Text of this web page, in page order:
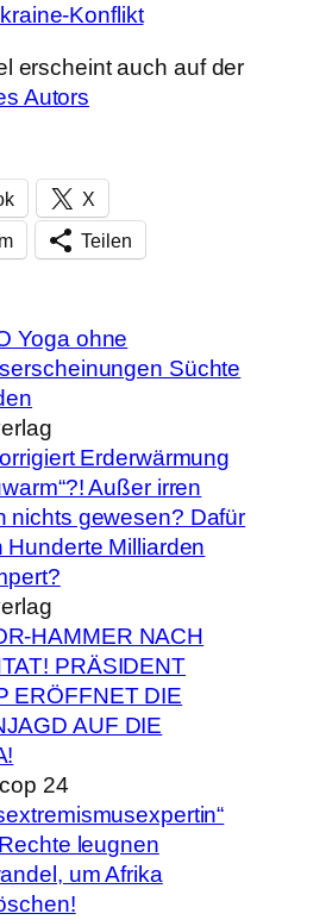
Konflikt
erscheint auch auf der
Autors
X
Teilen
Yoga ohne
Süchte
Erderwärmung
Außer irren
nichts gewesen? Dafür
Hunderte Milliarden
HAMMER NACH
PRÄSIDENT
ERÖFFNET DIE
AUF DIE
24
leugnen
um Afrika